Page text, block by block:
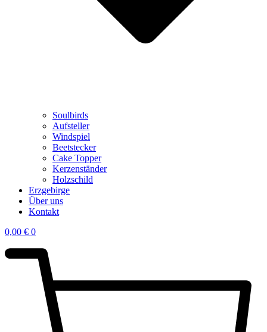
Soulbirds
Aufsteller
Windspiel
Beetstecker
Cake Topper
Kerzenständer
Holzschild
Erzgebirge
Über uns
Kontakt
0,00 € 0